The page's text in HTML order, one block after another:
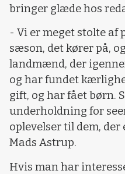
bringer glæde hos
- Vi er meget stolte af
sæson, det kører på,
landmænd, der
og har fundet
gift, og har fået børn.
underholdning for
oplevelser til dem, der
Mads Astrup.
Hvis man har